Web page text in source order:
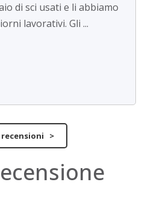
di sci usati e li abbiamo
lavorativi. Gli ...
recensioni >